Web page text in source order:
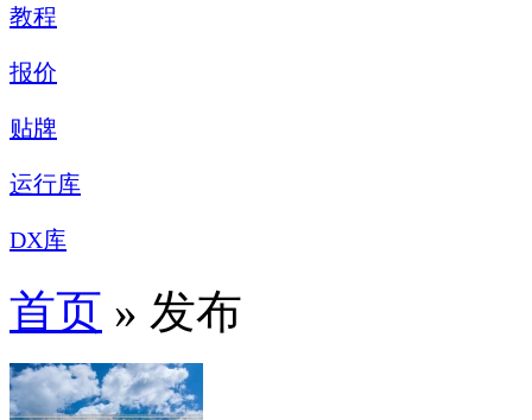
教程
报价
贴牌
运行库
DX库
首页 » 发布